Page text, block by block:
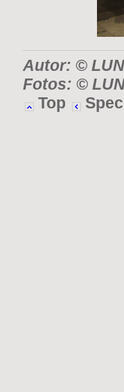
Autor: ©
Fotos: ©
Top